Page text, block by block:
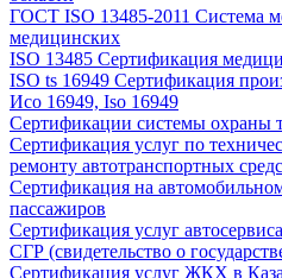
ГОСТ ISO 13485-2011 Система
медицинских
ISO 13485 Сертификация
ISO ts 16949 Сертификация
Исо 16949, Iso 16949
Сертификации системы охраны
Сертификация услуг по
ремонту автотранспортных
Сертификация на
пассажиров
Сертификация услуг автосервиса
СГР (свидетельство о
Сертификация услуг ЖКХ в